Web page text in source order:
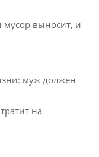
мусор выносит, и
муж должен
на